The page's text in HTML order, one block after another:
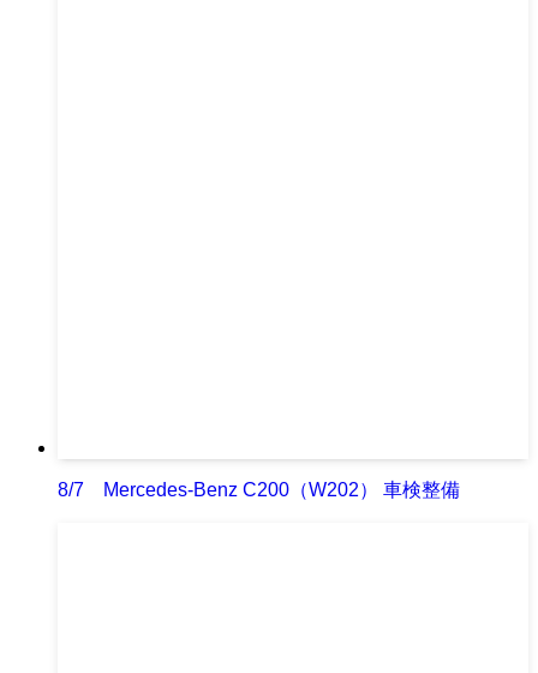
8/7 Mercedes-Benz C200（W202） 車検整備